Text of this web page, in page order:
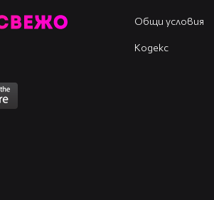
Общи условия
Кодекс